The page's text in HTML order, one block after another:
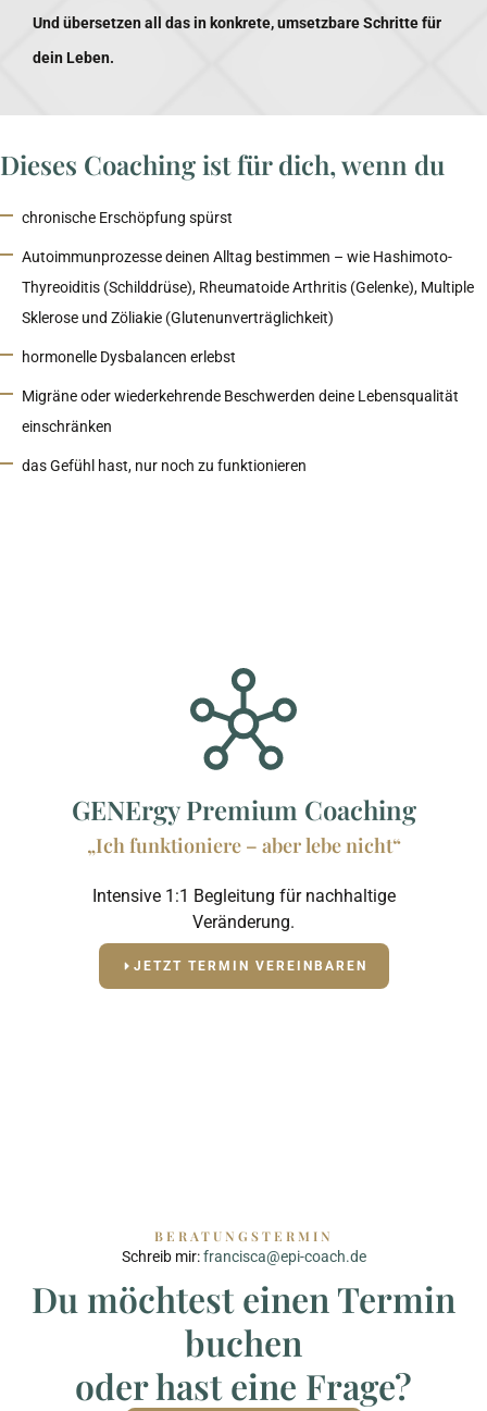
Und übersetzen all das in konkrete, umsetzbare Schritte für
dein Leben.
Dieses Coaching ist für dich, wenn du
chronische Erschöpfung spürst
Autoimmunprozesse deinen Alltag bestimmen – wie Hashimoto-
Thyreoiditis (Schilddrüse), Rheumatoide Arthritis (Gelenke), Multiple
Sklerose und Zöliakie (Glutenunverträglichkeit)
hormonelle Dysbalancen erlebst
Migräne oder wiederkehrende Beschwerden deine Lebensqualität
einschränken
das Gefühl hast, nur noch zu funktionieren
GENErgy Premium Coaching
„Ich funktioniere – aber lebe nicht“
Intensive 1:1 Begleitung für nachhaltige
Veränderung.
JETZT TERMIN VEREINBAREN
BERATUNGSTERMIN
Schreib mir:francisca@epi-coach.de
Du möchtest einen Termin
buchen
oder hast eine Frage?